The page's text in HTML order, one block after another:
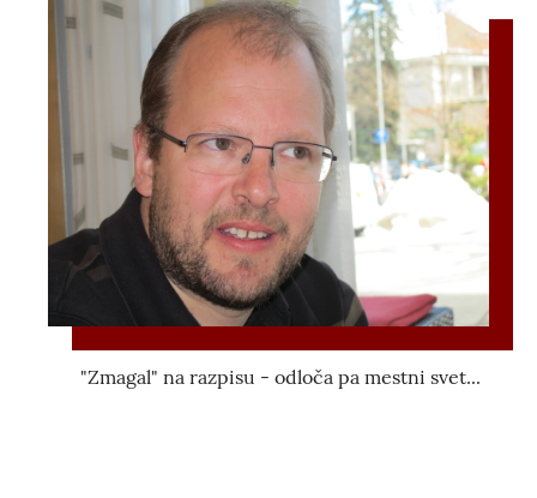
"Zmagal" na razpisu - odloča pa mestni svet...